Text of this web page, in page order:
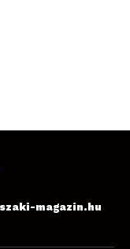
magazin.hu